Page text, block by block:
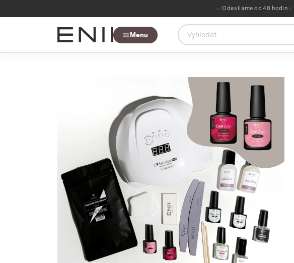
Odesíláme do 48 hodin
Menu